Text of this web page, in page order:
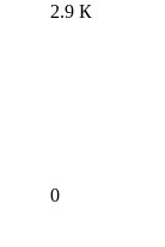
2.9 К
0